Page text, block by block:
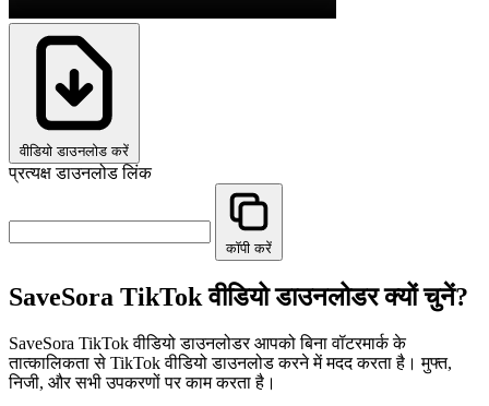
वीडियो डाउनलोड करें
प्रत्यक्ष डाउनलोड लिंक
कॉपी करें
SaveSora TikTok वीडियो डाउनलोडर क्यों चुनें?
SaveSora TikTok वीडियो डाउनलोडर आपको बिना वॉटरमार्क के
तात्कालिकता से TikTok वीडियो डाउनलोड करने में मदद करता है। मुफ्त,
निजी, और सभी उपकरणों पर काम करता है।